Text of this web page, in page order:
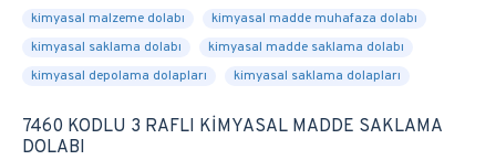
kimyasal malzeme dolabı
kimyasal madde muhafaza dolabı
kimyasal saklama dolabı
kimyasal madde saklama dolabı
kimyasal depolama dolapları
kimyasal saklama dolapları
7460 KODLU 3 RAFLI KİMYASAL MADDE SAKLAMA
DOLABI